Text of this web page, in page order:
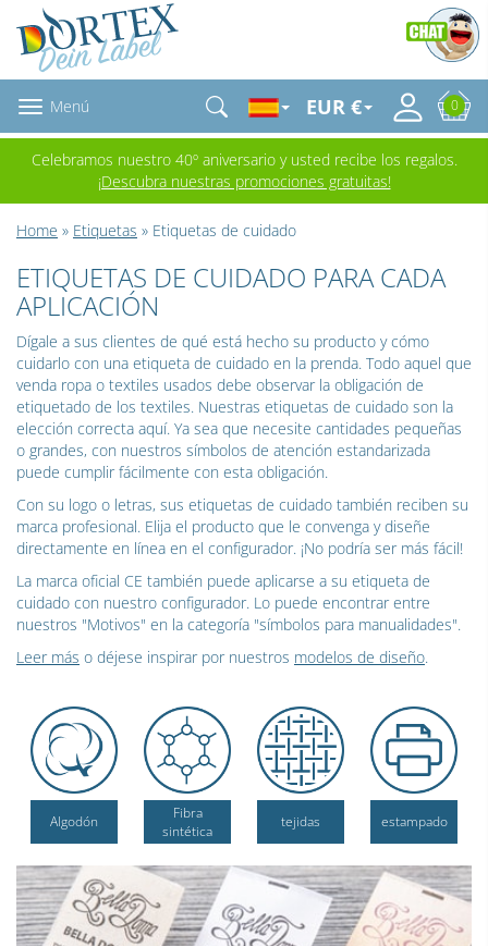
Menú EUR € 0
Celebramos nuestro 40º aniversario y usted recibe los regalos.
¡Descubra nuestras promociones gratuitas!
Home » Etiquetas » Etiquetas de cuidado
ETIQUETAS DE CUIDADO PARA CADA
APLICACIÓN
Dígale a sus clientes de qué está hecho su producto y cómo
cuidarlo con una etiqueta de cuidado en la prenda. Todo aquel que
venda ropa o textiles usados debe observar la obligación de
etiquetado de los textiles. Nuestras etiquetas de cuidado son la
elección correcta aquí. Ya sea que necesite cantidades pequeñas
o grandes, con nuestros símbolos de atención estandarizada
puede cumplir fácilmente con esta obligación.
Con su logo o letras, sus etiquetas de cuidado también reciben su
marca profesional. Elija el producto que le convenga y diseñe
directamente en línea en el configurador. ¡No podría ser más fácil!
La marca oficial CE también puede aplicarse a su etiqueta de
cuidado con nuestro configurador. Lo puede encontrar entre
nuestros "Motivos" en la categoría "símbolos para manualidades".
Leer más o déjese inspirar por nuestros modelos de diseño.
Algodón
Fibra
sintética
tejidas estampado